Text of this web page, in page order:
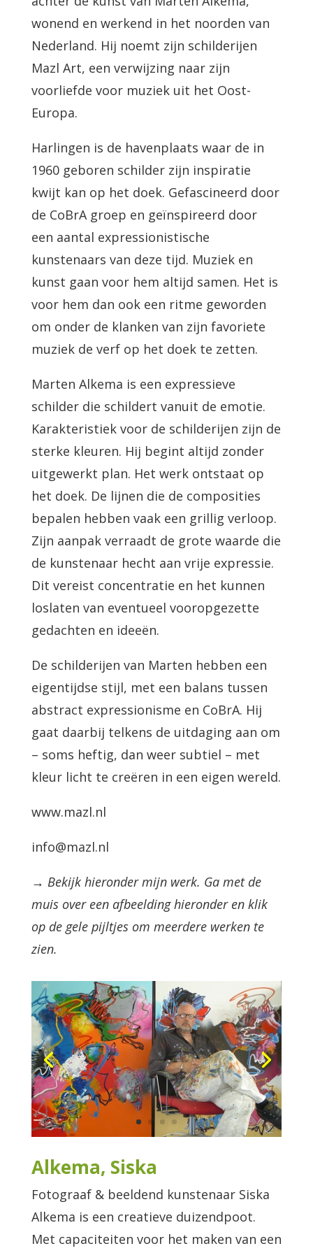
wonend en werkend in het noorden van
Nederland. Hij noemt zijn schilderijen
Mazl Art, een verwijzing naar zijn
voorliefde voor muziek uit het Oost-
Europa.
Harlingen is de havenplaats waar de in
1960 geboren schilder zijn inspiratie
kwijt kan op het doek. Gefascineerd door
de CoBrA groep en geïnspireerd door
een aantal expressionistische
kunstenaars van deze tijd. Muziek en
kunst gaan voor hem altijd samen. Het is
voor hem dan ook een ritme geworden
om onder de klanken van zijn favoriete
muziek de verf op het doek te zetten.
Marten Alkema is een expressieve
schilder die schildert vanuit de emotie.
Karakteristiek voor de schilderijen zijn de
sterke kleuren. Hij begint altijd zonder
uitgewerkt plan. Het werk ontstaat op
het doek. De lijnen die de composities
bepalen hebben vaak een grillig verloop.
Zijn aanpak verraadt de grote waarde die
de kunstenaar hecht aan vrije expressie.
Dit vereist concentratie en het kunnen
loslaten van eventueel vooropgezette
gedachten en ideeën.
De schilderijen van Marten hebben een
eigentijdse stijl, met een balans tussen
abstract expressionisme en CoBrA. Hij
gaat daarbij telkens de uitdaging aan om
– soms heftig, dan weer subtiel – met
kleur licht te creëren in een eigen wereld.
www.mazl.nl
info@mazl.nl
→ Bekijk hieronder mijn werk. Ga met de
muis over een afbeelding hieronder en klik
op de gele pijltjes om meerdere werken te
zien.
Alkema, Siska
Fotograaf & beeldend kunstenaar Siska
Alkema is een creatieve duizendpoot.
Met capaciteiten voor het maken van een